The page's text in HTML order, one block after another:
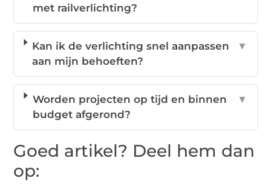
met railverlichting?
Kan ik de verlichting snel aanpassen
aan mijn behoeften?
▼
Worden projecten op tijd en binnen
budget afgerond?
▼
Goed artikel? Deel hem dan
op: